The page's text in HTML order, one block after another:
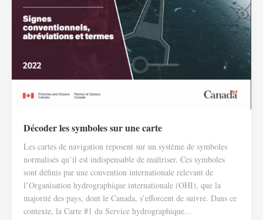
Décoder les symboles sur une carte
Les cartes de navigation reposent sur un système de symboles
normalisés qu’il est indispensable de maîtriser. Ces symboles
sont définis par une convention internationale relevant de
l’Organisation hydrographique internationale (OHI), que la
majorité des pays, dont le Canada, s’efforcent de suivre. Dans ce
contexte, la Carte #1 du Service hydrographique...